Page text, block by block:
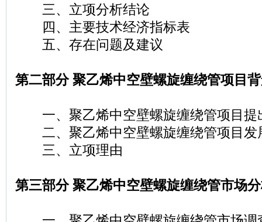
三、立项分析结论
四、主要技术经济指标表
五、存在问题及建议
第二部分 聚乙烯中空壁螺旋缠绕管项目
一、聚乙烯中空壁螺旋缠绕管项目提
二、聚乙烯中空壁螺旋缠绕管项目发
三、立项理由
第三部分 聚乙烯中空壁螺旋缠绕管市场